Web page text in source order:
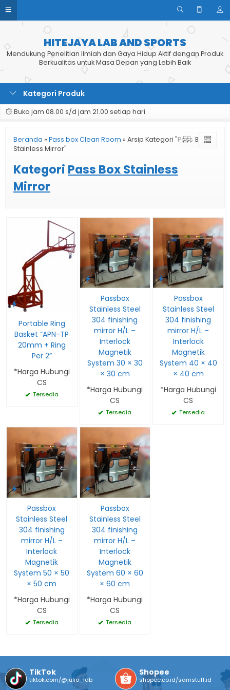
HITEJAYA LAB AND SPORTS
Mendukung Penelitian Ilmiah dan Gaya Hidup Aktif dengan Produk
Berkualitas untuk Masa Depan yang Lebih Baik
Kategori Produk
Buka jam 08.00 s/d jam 21.00 setiap hari
Beranda » Pass box Clean Room » Arsip Kategori "Pass Box
Stainless Mirror"
Kategori Pass Box Stainless
Mirror
Portable Ring
Basket “APN-TP
20mm + Ring
Per 2”
*Harga Hubungi
CS
Tersedia
Passbox
Stainless Steel
304 finishing
mirror H/L –
Interlock
Magnetik
System 30 × 30
× 30 cm
*Harga Hubungi
CS
Tersedia
Passbox
Stainless Steel
304 finishing
mirror H/L –
Interlock
Magnetik
System 40 × 40
× 40 cm
*Harga Hubungi
CS
Tersedia
Passbox
Stainless Steel
304 finishing
mirror H/L –
Interlock
Magnetik
System 50 × 50
× 50 cm
*Harga Hubungi
CS
Tersedia
Passbox
Stainless Steel
304 finishing
mirror H/L –
Interlock
Magnetik
System 60 × 60
× 60 cm
*Harga Hubungi
CS
Tersedia
TikTok
tiktok.com/@julio_lab
Shopee
shopee.co.id/samstuff.id